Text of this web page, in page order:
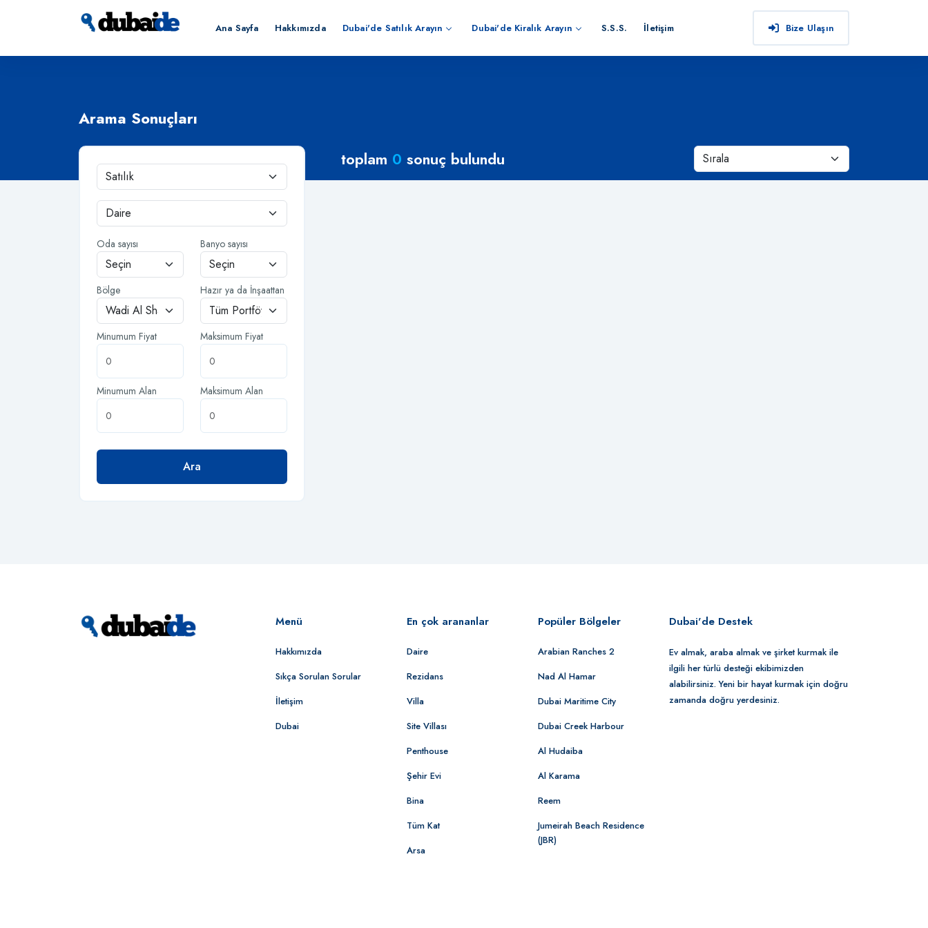
Ana Sayfa Hakkımızda Dubai'de Satılık Arayın Dubai'de Kiralık Arayın S.S.S. İletişim Bize Ulaşın
Arama Sonuçları
Oda sayısı Banyo sayısı
Bölge Hazır ya da İnşaattan
Minumum Fiyat Maksimum Fiyat
Minumum Alan Maksimum Alan
Ara
toplam 0 sonuç bulundu
Menü
Hakkımızda
Sıkça Sorulan Sorular
İletişim
Dubai
En çok arananlar
Daire
Rezidans
Villa
Site Villası
Penthouse
Şehir Evi
Bina
Tüm Kat
Arsa
Popüler Bölgeler
Arabian Ranches 2
Nad Al Hamar
Dubai Maritime City
Dubai Creek Harbour
Al Hudaiba
Al Karama
Reem
Jumeirah Beach Residence
(JBR)
Dubai'de Destek
Ev almak, araba almak ve şirket kurmak ile
ilgili her türlü desteği ekibimizden
alabilirsiniz. Yeni bir hayat kurmak için doğru
zamanda doğru yerdesiniz.